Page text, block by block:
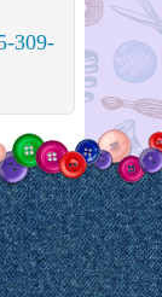
309-